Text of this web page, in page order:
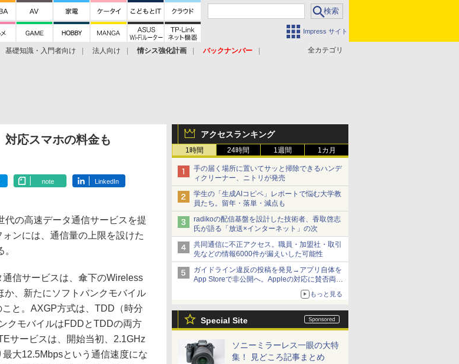
Impress サイト
全カテゴリ
基礎知識・入門者向け 法人向け 情シス強化計画
バックナンバー
アクセスランキング
1時間 24時間 1週間 1カ月
手の届く場所に置いてサッと掃除できるハンデ
ィクリーナー、ニトリが発売
学生の「生成AIコピペ」レポートで悩む大学教
員たち。留年・落単・減点も
radikoの配信基盤を設計した技術者、香取啓志
氏が語る「放送×インターネット」の次
共同通信に不正アクセス。職員・加盟社・取引
先などの情報6000件が漏えいした可能性
ガイドライン違反の投稿を発見→アプリ自体を
App Storeで非公開へ。Appleの対応に賛否両論
もっと見る
Special Site
ソニーミラーレス一眼の大特
集！ 見どころ記事まとめ
対応スマホの料金も
note LinkedIn
の高速データ通信サービスを提
ンには、通信量の上限を設けた
信サービスは、傘下のWireless
、新たにソフトバンクモバイル
と。AXGP方式は、TDD（時分
クモバイルはFDDとTDDの両方
サービスは、開始当初、2.1GHz
大12.5Mbpsという通信速度にな